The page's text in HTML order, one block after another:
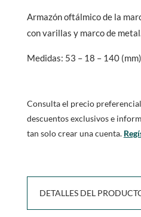
Armazón oftálmico de la
con varillas y marco de
Medidas: 53 – 18 – 140 (mm)
Consulta el precio
descuentos exclusivos e
tan solo crear una cuenta.
DETALLES DEL